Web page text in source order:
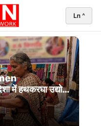
Ln ^
में हथकरघा उद्योग